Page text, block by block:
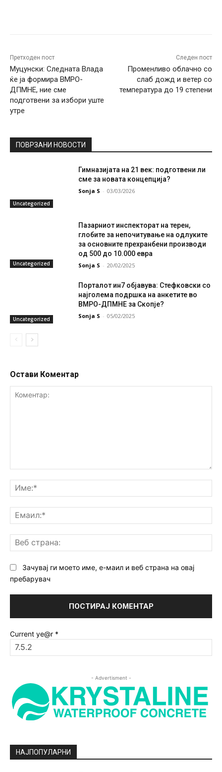
Претходен пост
Муцунски: Следната Влада
ќе ја формира ВМРО-
ДПМНЕ, ние сме
подготвени за избори уште
утре
Следен пост
Променливо облачно со
слаб дожд и ветер со
температура до 19 степени
ПОВРЗАНИ НОВОСТИ
Uncategorized
Гимназијата на 21 век: подготвени ли
сме за новата концепција?
Sonja S - 03/03/2026
Uncategorized
Пазарниот инспекторат на терен,
глобите за непочитување на одлуките
за основните прехранбени производи
од 500 до 10.000 евра
Sonja S - 20/02/2025
Uncategorized
Порталот ин7 објавува: Стефковски со
најголема подршка на анкетите во
ВМРО-ДПМНЕ за Скопје?
Sonja S - 05/02/2025
Остави Коментар
Зачувај ги моето име, е-маил и веб страна на овај
пребарувач
Current ye@r *
- Advertisment -
НАЈПОПУЛАРНИ